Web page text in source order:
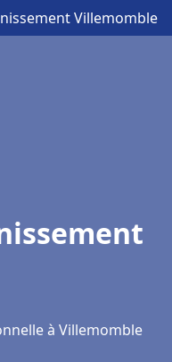
Villemomble
à Villemomble